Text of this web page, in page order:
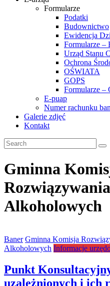
Formularze
Podatki
Budownictwo
Ewidencja
Formularze –
Urząd Stanu
Ochrona
OŚWIATA
GOPS
Formularze –
E-puap
Numer rachunku
Galerie zdjęć
Kontakt
Gminna
Alkoholowych
Baner Gminna Komisja
Alkoholowych Informacje
Punkt
uzależnionych i ich